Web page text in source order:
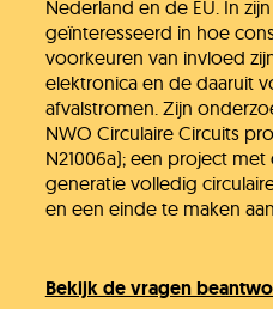
Nederland en de EU. In
geïnteresseerd in hoe
voorkeuren van invloed
elektronica en de daaruit
afvalstromen. Zijn
NWO Circulaire Circuits
N21006a); een project
generatie volledig
en een einde te maken
Bekijk de vragen